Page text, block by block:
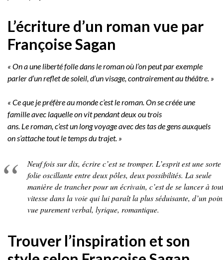
L’écriture d’un roman vue par
Françoise Sagan
« On a une liberté folle dans le roman où l’on peut par exemple
parler d’un reflet de soleil, d’un visage, contrairement au théâtre. »
« Ce que je préfère au monde c’est le roman. On se créée une
famille avec laquelle on vit pendant deux ou trois
ans. Le roman, c’est un long voyage avec des tas de gens auxquels
on s’attache tout le temps du trajet. »
Neuf fois sur dix, écrire c’est se tromper. L’esprit est une sorte
folie oscillante entre deux pôles, deux possibilités. La seule
manière de trancher pour un écrivain, c’est de se lancer à
vitesse dans la voie qui lui paraît la plus séduisante, d’un
vue purement verbal, lyrique, romantique.
Trouver l’inspiration et son